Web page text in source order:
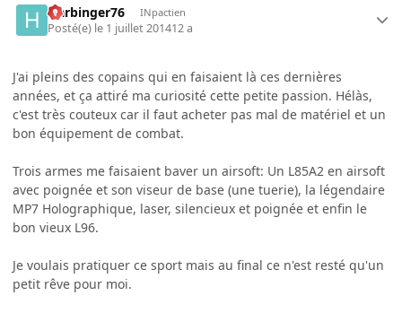
Harbinger76 INpactien
Posté(e) le 1 juillet 201412 a
J'ai pleins des copains qui en faisaient là ces dernières
années, et ça attiré ma curiosité cette petite passion. Hélàs,
c'est très couteux car il faut acheter pas mal de matériel et un
bon équipement de combat.
Trois armes me faisaient baver un airsoft: Un L85A2 en airsoft
avec poignée et son viseur de base (une tuerie), la légendaire
MP7 Holographique, laser, silencieux et poignée et enfin le
bon vieux L96.
Je voulais pratiquer ce sport mais au final ce n'est resté qu'un
petit rêve pour moi.